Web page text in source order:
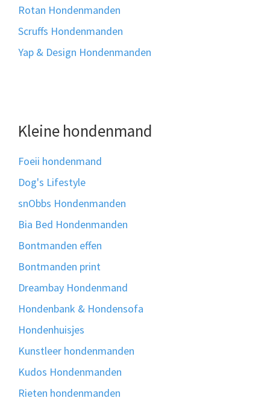
Rotan Hondenmanden
Scruffs Hondenmanden
Yap & Design Hondenmanden
Kleine hondenmand
Foeii hondenmand
Dog's Lifestyle
snObbs Hondenmanden
Bia Bed Hondenmanden
Bontmanden effen
Bontmanden print
Dreambay Hondenmand
Hondenbank & Hondensofa
Hondenhuisjes
Kunstleer hondenmanden
Kudos Hondenmanden
Rieten hondenmanden